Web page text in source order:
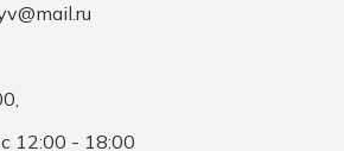
12:00 - 18:00